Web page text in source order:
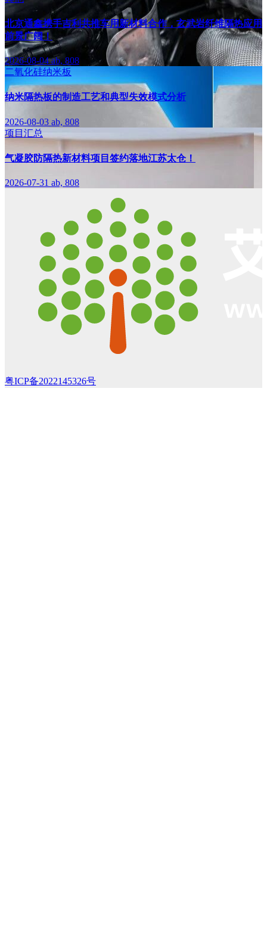
北京通鑫携手吉利共推车用新材料合作，玄武岩纤维隔热应用
前景广阔！
2026-08-04ab, 808
二氧化硅纳米板
纳米隔热板的制造工艺和典型失效模式分析
2026-08-03 ab, 808
项目汇总
气凝胶防隔热新材料项目签约落地江苏太仓！
2026-07-31 ab, 808
粤ICP备2022145326号